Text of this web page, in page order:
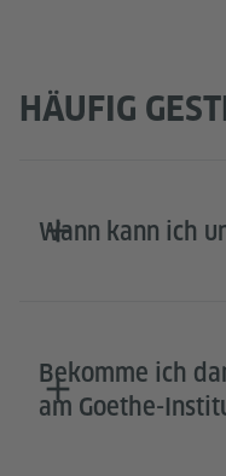
HÄUFIG
Wann kann ich
Bekomme ich
am Goethe-